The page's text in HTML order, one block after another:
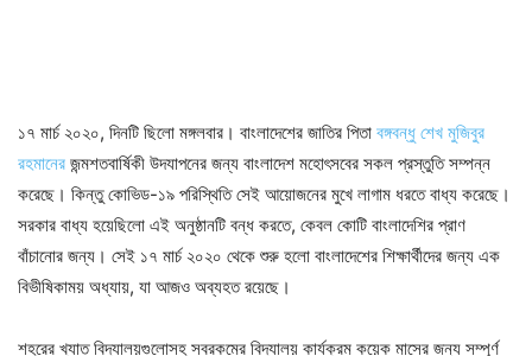
১৭ মার্চ ২০২০, দিনটি ছিলো মঙ্গলবার। বাংলাদেশের জাতির পিতা বঙ্গবন্ধু শেখ মুজিবুর
রহমানের জন্মশতবার্ষিকী উদযাপনের জন্য বাংলাদেশ মহোৎসবের সকল প্রস্তুতি সম্পন্ন
করেছে। কিন্তু কোভিড-১৯ পরিস্থিতি সেই আয়োজনের মুখে লাগাম ধরতে বাধ্য করেছে।
সরকার বাধ্য হয়েছিলো এই অনুষ্ঠানটি বন্ধ করতে, কেবল কোটি বাংলাদেশির প্রাণ
বাঁচানোর জন্য। সেই ১৭ মার্চ ২০২০ থেকে শুরু হলো বাংলাদেশের শিক্ষার্থীদের জন্য এক
বিভীষিকাময় অধ্যায়, যা আজও অব্যহত রয়েছে।
শহরের খ্যাত বিদ্যালয়গুলোসহ সবরকমের বিদ্যালয় কার্যক্রম কয়েক মাসের জন্য সম্পূর্ণ